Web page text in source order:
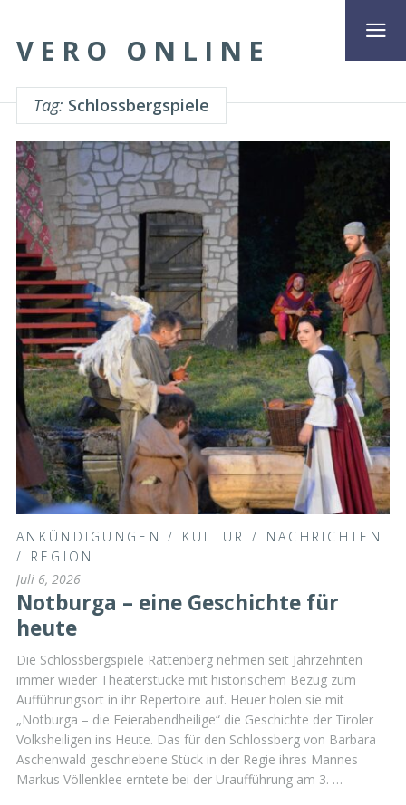
VERO ONLINE
Tag: Schlossbergspiele
ANKÜNDIGUNGEN / KULTUR / NACHRICHTEN
/ REGION
Juli 6, 2026
Notburga – eine Geschichte für
heute
Die Schlossbergspiele Rattenberg nehmen seit Jahrzehnten
immer wieder Theaterstücke mit historischem Bezug zum
Aufführungsort in ihr Repertoire auf. Heuer holen sie mit
„Notburga – die Feierabendheilige“ die Geschichte der Tiroler
Volksheiligen ins Heute. Das für den Schlossberg von Barbara
Aschenwald geschriebene Stück in der Regie ihres Mannes
Markus Völlenklee erntete bei der Uraufführung am 3. …